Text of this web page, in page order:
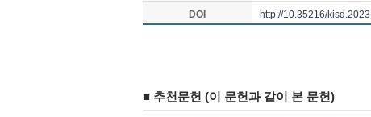
DOI
http://10.35216/
■ 추천문헌 (이 문헌과 같이 본 문헌)